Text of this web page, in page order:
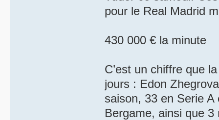
pour le Real Madrid
430 000 € la minute
C’est un chiffre que
jours : Edon
saison, 33 en Serie A
Bergame, ainsi que